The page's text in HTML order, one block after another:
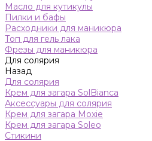
Масло для кутикулы
Пилки и бафы
Расходники для маникюра
Топ для гель лака
Фрезы для маникюра
Для солярия
Назад
Для солярия
Крем для загара SolBianca
Аксессуары для солярия
Крем для загара Moxie
Крем для загара Soleo
Стикини